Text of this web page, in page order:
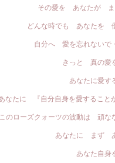
その愛を あなたが ま
どんな時でも あなたを
自分へ 愛を忘れない
きっと 真の愛
あなたに愛す
なたに 『自分自身を愛すること
このローズクォーツの波動は 頑
あなたに まず あ
あなた自身